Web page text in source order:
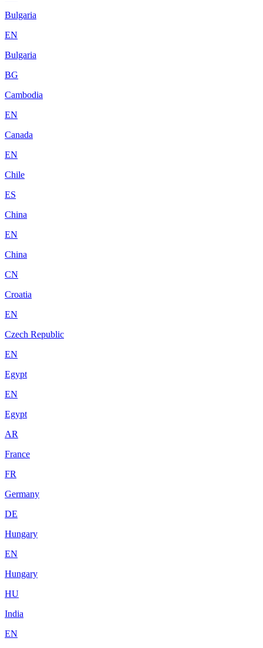
Bulgaria
EN
Bulgaria
BG
Cambodia
EN
Canada
EN
Chile
ES
China
EN
China
CN
Croatia
EN
Czech Republic
EN
Egypt
EN
Egypt
AR
France
FR
Germany
DE
Hungary
EN
Hungary
HU
India
EN